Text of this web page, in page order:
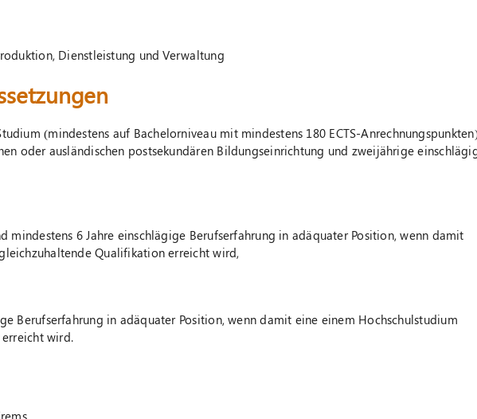
Dienstleistung und Verwaltung
(mindestens auf Bachelorniveau mit mindestens 180 ECTS-
oder ausländischen postsekundären Bildungseinrichtung und zweijährige
mindestens 6 Jahre einschlägige Berufserfahrung in adäquater Position, wenn damit
Qualifikation erreicht wird,
Berufserfahrung in adäquater Position, wenn damit eine einem Hochschulstudium
wird.